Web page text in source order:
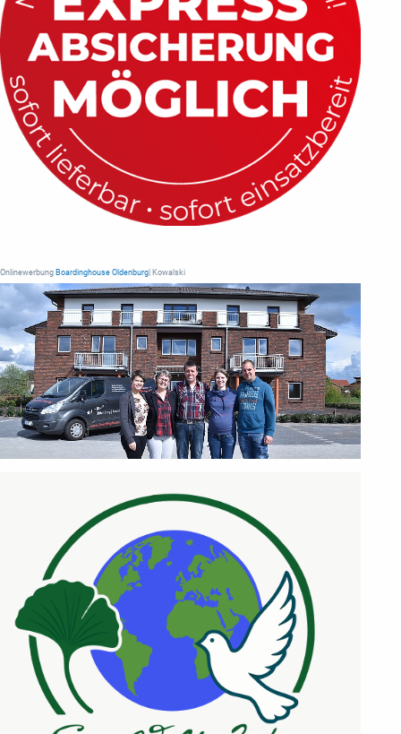
Onlinewerbung Boardinghouse Oldenburg | Kowalski